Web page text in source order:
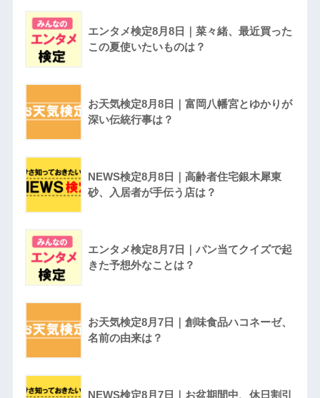
エンタメ検定8月8日｜菜々緒、最近買った
この夏使いたいものは？
お天気検定8月8日｜富岡八幡宮とゆかりが
深い伝統行事は？
NEWS検定8月8日｜高齢者住宅銀木犀東
砂、入居者が手伝う店は？
エンタメ検定8月7日｜パン当てクイズで起
きた予想外なことは？
お天気検定8月7日｜創味食品ハコネーゼ、
名前の由来は？
NEWS検定8月7日｜お盆期間中、休日割引